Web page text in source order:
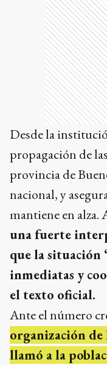
Desde la
propagación de
provincia de
nacional, y
mantiene en alza.
una fuerte
que la situación
inmediatas y
el texto oficial.
Ante el número
organización de
llamó a la